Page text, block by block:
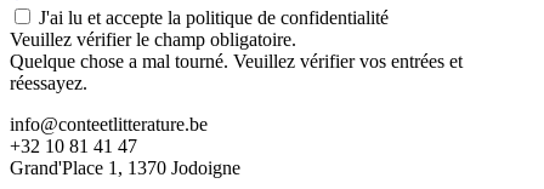
J'ai lu et accepte la politique de confidentialité
Veuillez vérifier le champ obligatoire.
Quelque chose a mal tourné. Veuillez vérifier vos entrées et
réessayez.
info@conteetlitterature.be
+32 10 81 41 47
Grand'Place 1, 1370 Jodoigne